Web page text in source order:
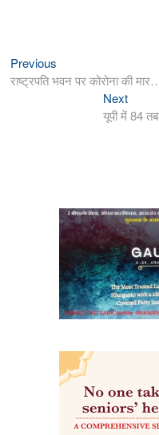
Post
navigation
Previous
post:
राष्ट्रपति भवन पर कोरोना की
NextNext
post:
यूपी में 84